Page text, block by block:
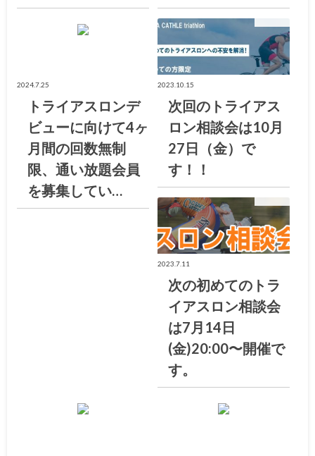
2024.7.25
トライアスロンデ
ビューに向けて4ヶ
月間の回数無制
限、通い放題会員
を募集してい…
2023.10.15
次回のトライアス
ロン相談会は10月
27日（金）で
す！！
2023.7.11
次の初めてのトラ
イアスロン相談会
は7月14日
(金)20:00〜開催で
す。